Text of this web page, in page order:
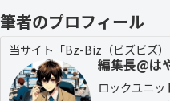
筆者のプロフィール
当サイト「Bz-Biz（ビズビズ
編集長@は
ロックユニ